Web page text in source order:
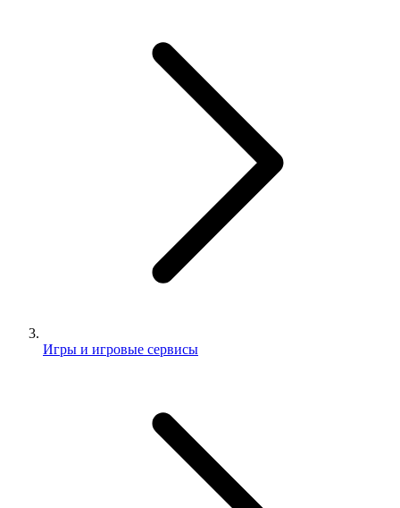
Игры и игровые сервисы